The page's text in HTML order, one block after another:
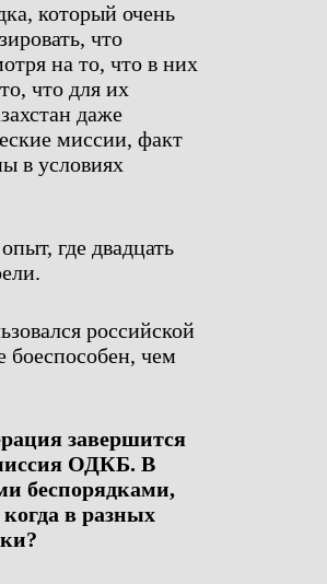
который очень
что
на то, что в них
что для их
даже
миссии, факт
в условиях
где двадцать
российской
боеспособен, чем
завершится
ОДКБ. В
беспорядками,
в разных